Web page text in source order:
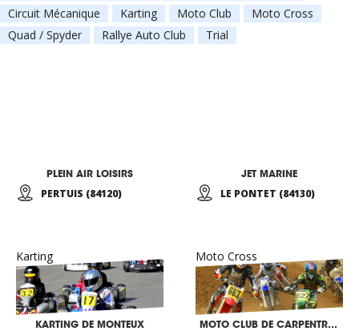
Circuit Mécanique
Karting Moto Club
Moto Cross
Quad / Spyder
Rallye Auto Club Trial
PLEIN AIR LOISIRS
PERTUIS (84120)
JET MARINE
LE PONTET (84130)
Karting
KARTING DE MONTEUX
Moto Cross
MOTO CLUB DE CARPENTRAS